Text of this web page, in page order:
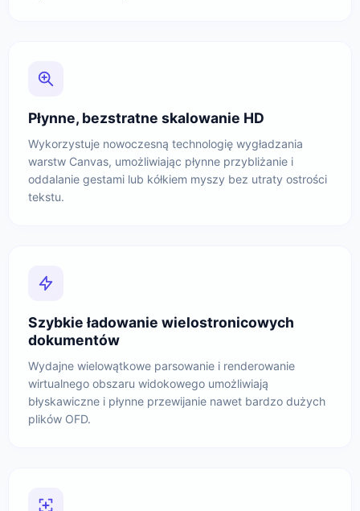
Płynne, bezstratne skalowanie HD
Wykorzystuje nowoczesną technologię wygładzania
warstw Canvas, umożliwiając płynne przybliżanie i
oddalanie gestami lub kółkiem myszy bez utraty ostrości
tekstu.
Szybkie ładowanie wielostronicowych
dokumentów
Wydajne wielowątkowe parsowanie i renderowanie
wirtualnego obszaru widokowego umożliwiają
błyskawiczne i płynne przewijanie nawet bardzo dużych
plików OFD.